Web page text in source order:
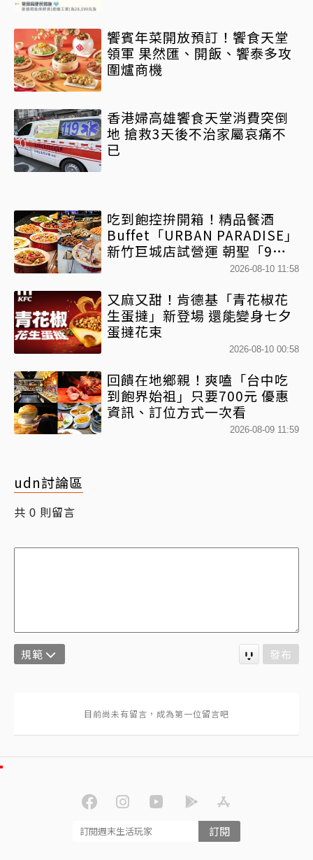
饗賓年菜開放預訂！饗食天堂
領軍 果然匯、開飯、饗泰多攻
圍爐商機
香港婦高雄饗食天堂消費突倒
地 搶救3天後不治家屬哀痛不
已
吃到飽控拚開箱！精品餐酒
Buffet「URBAN PARADISE」
新竹巨城店試營運 朝聖「9大
2026-08-10 11:58
又麻又甜！肯德基「青花椒花
生蛋撻」新登場 還能變身七夕
蛋撻花束
2026-08-10 00:58
回饋在地鄉親！爽嗑「台中吃
到飽界始祖」只要700元 優惠
資訊、訂位方式一次看
2026-08-09 11:59
udn討論區
共 0 則留言
規範 發布
訂閱